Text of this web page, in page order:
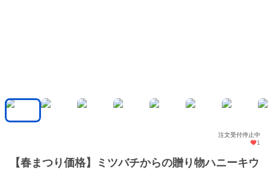
注文受付停止中
1
【春まつり価格】ミツバチからの贈り物ハニーキウ